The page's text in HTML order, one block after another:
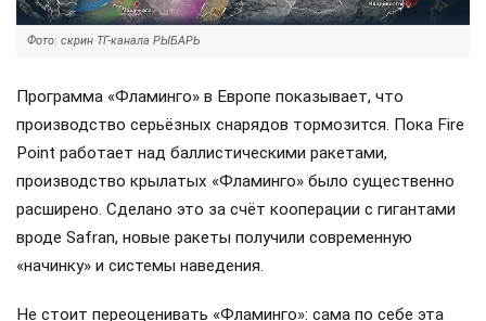
Фото: скрин ТГ-канала РЫБАРЬ
Программа «Фламинго» в Европе показывает, что
производство серьёзных снарядов тормозится. Пока Fire
Point работает над баллистическими ракетами,
производство крылатых «Фламинго» было существенно
расширено. Сделано это за счёт кооперации с гигантами
вроде Safran, новые ракеты получили современную
«начинку» и системы наведения.
Не стоит переоценивать «Фламинго»: сама по себе эта